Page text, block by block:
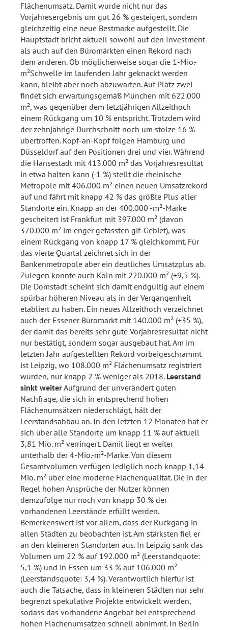
Flächenumsatz. Damit wurde nicht nur das
Vorjahresergebnis um gut 26 % gesteigert, sondern
gleichzeitig eine neue Bestmarke aufgestellt. Die
Hauptstadt bricht aktuell sowohl auf den Investment-
als auch auf den Büromärkten einen Rekord nach
dem anderen. Ob möglicherweise sogar die 1-Mio.-
m²Schwelle im laufenden Jahr geknackt werden
kann, bleibt aber noch abzuwarten. Auf Platz zwei
findet sich erwartungsgemäß München mit 622.000
m², was gegenüber dem letztjährigen Allzeithoch
einem Rückgang um 10 % entspricht. Trotzdem wird
der zehnjährige Durchschnitt noch um stolze 16 %
übertroffen. Kopf-an-Kopf folgen Hamburg und
Düsseldorf auf den Positionen drei und vier. Während
die Hansestadt mit 413.000 m² das Vorjahresresultat
in etwa halten kann (-1 %) stellt die rheinische
Metropole mit 406.000 m² einen neuen Umsatzrekord
auf und fährt mit knapp 42 % das größte Plus aller
Standorte ein. Knapp an der 400.000 -m²-Marke
gescheitert ist Frankfurt mit 397.000 m² (davon
370.000 m² im enger gefassten gif-Gebiet), was
einem Rückgang von knapp 17 % gleichkommt. Für
das vierte Quartal zeichnet sich in der
Bankenmetropole aber ein deutliches Umsatzplus ab.
Zulegen konnte auch Köln mit 220.000 m² (+9,5 %).
Die Domstadt scheint sich damit endgültig auf einem
spürbar höheren Niveau als in der Vergangenheit
etabliert zu haben. Ein neues Allzeithoch verzeichnet
auch der Essener Büromarkt mit 140.000 m² (+35 %),
der damit das bereits sehr gute Vorjahresresultat nicht
nur bestätigt, sondern sogar ausgebaut hat. Am im
letzten Jahr aufgestellten Rekord vorbeigeschrammt
ist Leipzig, wo 108.000 m² Flächenumsatz registriert
wurden, nur knapp 2 % weniger als 2018. Leerstand
sinkt weiterAufgrund der unverändert guten
Nachfrage, die sich in entsprechend hohen
Flächenumsätzen niederschlägt, hält der
Leerstandsabbau an. In den letzten 12 Monaten hat er
sich über alle Standorte um knapp 11 % auf aktuell
3,81 Mio. m² verringert. Damit liegt er weiter
unterhalb der 4-Mio.-m²-Marke. Von diesem
Gesamtvolumen verfügen lediglich noch knapp 1,14
Mio. m² über eine moderne Flächenqualität. Die in der
Regel hohen Ansprüche der Nutzer können
demzufolge nur noch von knapp 30 % der
vorhandenen Leerstände erfüllt werden.
Bemerkenswert ist vor allem, dass der Rückgang in
allen Städten zu beobachten ist. Am stärksten fiel er
an den kleineren Standorten aus. In Leipzig sank das
Volumen um 22 % auf 192.000 m² (Leerstandquote:
5,1 %) und in Essen um 33 % auf 106.000 m²
(Leerstandsquote: 3,4 %). Verantwortlich hierfür ist
auch die Tatsache, dass in kleineren Städten nur sehr
begrenzt spekulative Projekte entwickelt werden,
sodass das vorhandene Angebot bei entsprechend
hohen Flächenumsätzen schnell abnimmt. In Berlin